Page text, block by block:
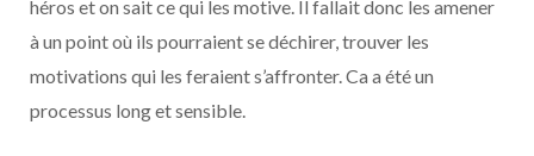
héros et on sait ce qui les motive. Il fallait donc les amener
à un point où ils pourraient se déchirer, trouver les
motivations qui les feraient s’affronter. Ca a été un
processus long et sensible.